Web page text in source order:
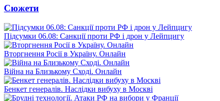
Сюжети
Підсумки 06.08: Санкції проти РФ і дрон у Лейпцигу
Вторгнення Росії в Україну. Онлайн
Війна на Близькому Сході. Онлайн
Бенкет генералів. Наслідки вибуху в Москві